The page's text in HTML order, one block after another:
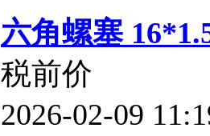
六角螺塞
税前价
2026-02-09